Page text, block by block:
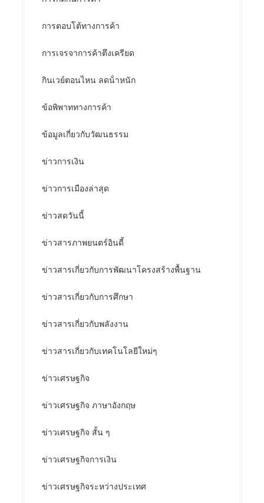
การตอบโต้ทางการค้า
การเจรจาการค้าตึงเครียด
กินเวย์ตอนไหน ลดน้ําหนัก
ข้อพิพาททางการค้า
ข้อมูลเกี่ยวกับวัฒนธรรม
ข่าวการเงิน
ข่าวการเมืองล่าสุด
ข่าวสดวันนี้
ข่าวสารภาพยนตร์อินดี้
ข่าวสารเกี่ยวกับการพัฒนาโครงสร้างพื้นฐาน
ข่าวสารเกี่ยวกับการศึกษา
ข่าวสารเกี่ยวกับพลังงาน
ข่าวสารเกี่ยวกับเทคโนโลยีใหม่ๆ
ข่าวเศรษฐกิจ
ข่าวเศรษฐกิจ ภาษาอังกฤษ
ข่าวเศรษฐกิจ สั้น ๆ
ข่าวเศรษฐกิจการเงิน
ข่าวเศรษฐกิจระหว่างประเทศ